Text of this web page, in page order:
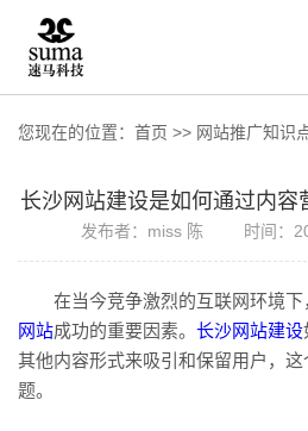
您现在的位置： 首页 >> 网站推广知识
长沙网站建设是如何通过内容
发布者：miss 陈 时间：
在当今竞争激烈的互联网环境
网站成功的重要因素。 长沙网站建设
其他内容形式来吸引和保留用户，
题。